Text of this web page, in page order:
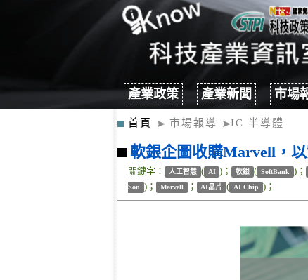
產業政策 產業新聞 市場
首頁 市場報導 IC 半導體
軟銀企圖收購Marvell，
關鍵字： 人工智慧 ( AI )； 軟銀 ( SoftBank )；
Son
)； Marvell ； AI晶片 ( AI Chip )；